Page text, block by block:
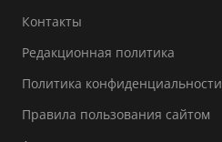
Контакты
Редакционная политика
Политика конфиденциальности
Правила пользования сайтом